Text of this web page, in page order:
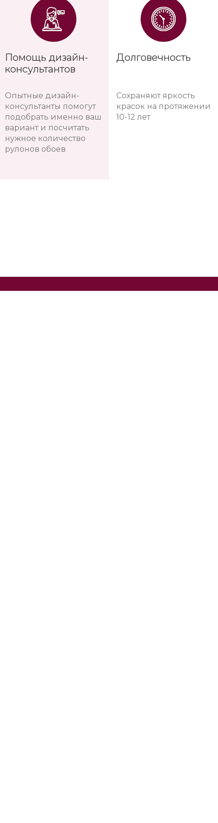
Помощь дизайн-
консультантов
Опытные дизайн-
консультанты помогут
подобрать именно ваш
вариант и посчитать
нужное количество
рулонов обоев
Долговечность
Сохраняют яркость
красок на протяжении
10-12 лет
Телефон:+38(067) Показати номер